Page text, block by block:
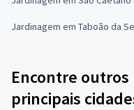
Jardinagem em Taboão da
Encontre
principais